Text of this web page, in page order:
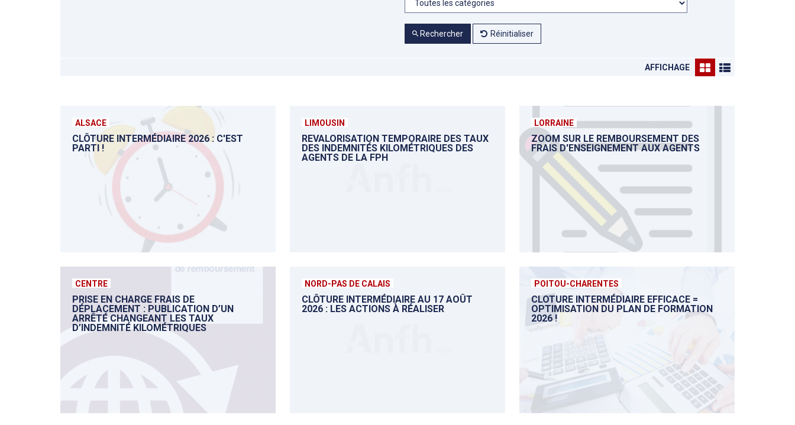
Rechercher Réinitialiser
AFFICHAGE
ALSACE
CLÔTURE INTERMÉDIAIRE 2026 : C'EST
PARTI !
LIMOUSIN
REVALORISATION TEMPORAIRE DES TAUX
DES INDEMNITÉS KILOMÉTRIQUES DES
AGENTS DE LA FPH
LORRAINE
ZOOM SUR LE REMBOURSEMENT DES
FRAIS D'ENSEIGNEMENT AUX AGENTS
CENTRE
PRISE EN CHARGE FRAIS DE
DÉPLACEMENT : PUBLICATION D’UN
ARRÊTÉ CHANGEANT LES TAUX
D’INDEMNITÉ KILOMÉTRIQUES
NORD-PAS DE CALAIS
CLÔTURE INTERMÉDIAIRE AU 17 AOÛT
2026 : LES ACTIONS À RÉALISER
POITOU-CHARENTES
CLOTURE INTERMÉDIAIRE EFFICACE =
OPTIMISATION DU PLAN DE FORMATION
2026 !